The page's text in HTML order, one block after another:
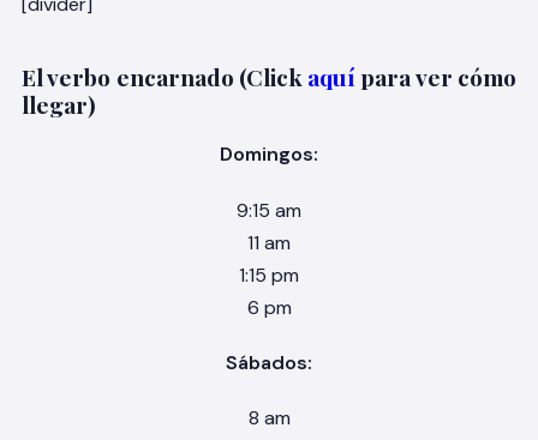
El verbo encarnado (Clickaquí para ver cómo
llegar)
Domingos:
9:15 am
11 am
1:15 pm
6 pm
Sábados:
8 am